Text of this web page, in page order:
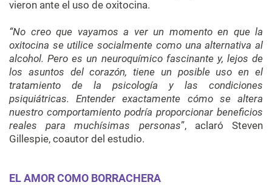
vieron ante el uso de oxitocina.
“No creo que vayamos a ver un momento en que la
oxitocina se utilice socialmente como una alternativa al
alcohol. Pero es un neuroquímico fascinante y, lejos de
los asuntos del corazón, tiene un posible uso en el
tratamiento de la psicología y las condiciones
psiquiátricas. Entender exactamente cómo se altera
nuestro comportamiento podría proporcionar beneficios
reales para muchísimas personas”, aclaró Steven
Gillespie, coautor del estudio.
EL AMOR COMO BORRACHERA